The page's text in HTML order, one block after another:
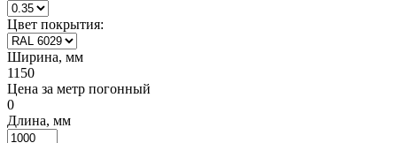
Цвет покрытия:
Ширина, мм
1150
Цена за метр погонный
0
Длина, мм